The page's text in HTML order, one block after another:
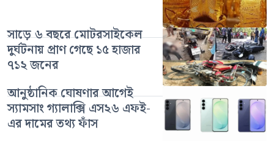
সাড়ে ৬ বছরে মোটরসাইকেল
দুর্ঘটনায় প্রাণ গেছে ১৫ হাজার
৭১২ জনের
আনুষ্ঠানিক ঘোষণার আগেই
স্যামসাং গ্যালাক্সি এস২৬ এফই-
এর দামের তথ্য ফাঁস